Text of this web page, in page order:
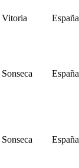
Vitoria España
Sonseca España
Sonseca España